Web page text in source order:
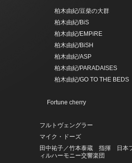
柏木由紀/豆柴の大群
柏木由紀/BiS
柏木由紀/EMPiRE
柏木由紀/BiSH
柏木由紀/ASP
柏木由紀/PARADAISES
柏木由紀/GO TO THE BEDS
Fortune cherry
フルトヴェングラー
マイク・ドーズ
田中祐子／竹本泰蔵 指揮 日本
ィルハーモニー交響楽団